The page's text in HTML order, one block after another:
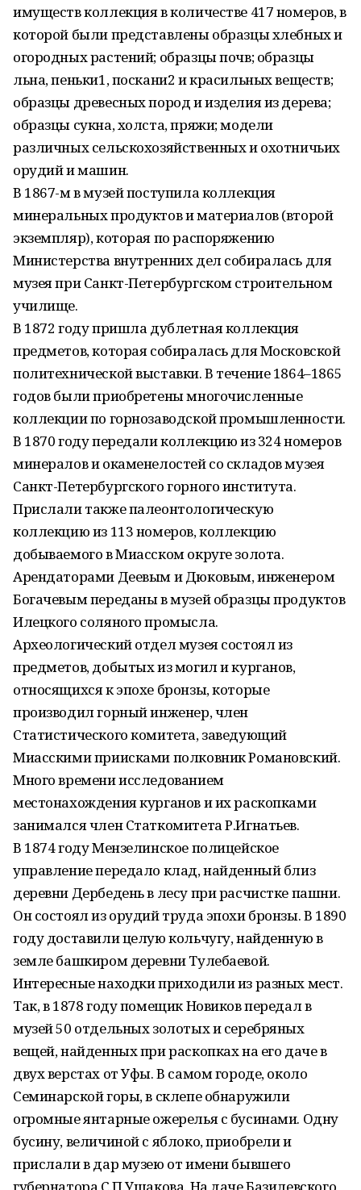
имуществ коллекция в количестве 417 номеров, в
которой были представлены образцы хлебных и
огородных растений; образцы почв; образцы
льна, пеньки1, поскани2 и красильных веществ;
образцы древесных пород и изделия из дерева;
образцы сукна, холста, пряжи; модели
различных сельскохозяйственных и охотничьих
орудий и машин.
В 1867-м в музей поступила коллекция
минеральных продуктов и материалов (второй
экземпляр), которая по распоряжению
Министерства внутренних дел собиралась для
музея при Санкт-Петербургском строительном
училище.
В 1872 году пришла дублетная коллекция
предметов, которая собиралась для Московской
политехнической выставки. В течение 1864–1865
годов были приобретены многочисленные
коллекции по горнозаводской промышленности.
В 1870 году передали коллекцию из 324 номеров
минералов и окаменелостей со складов музея
Санкт-Петербургского горного института.
Прислали также палеонтологическую
коллекцию из 113 номеров, коллекцию
добываемого в Миасском округе золота.
Арендаторами Деевым и Дюковым, инженером
Богачевым переданы в музей образцы продуктов
Илецкого соляного промысла.
Археологический отдел музея состоял из
предметов, добытых из могил и курганов,
относящихся к эпохе бронзы, которые
производил горный инженер, член
Статистического комитета, заведующий
Миасскими приисками полковник Романовский.
Много времени исследованием
местонахождения курганов и их раскопками
занимался член Статкомитета Р.Игнатьев.
В 1874 году Мензелинское полицейское
управление передало клад, найденный близ
деревни Дербедень в лесу при расчистке пашни.
Он состоял из орудий труда эпохи бронзы. В 1890
году доставили целую кольчугу, найденную в
земле башкиром деревни Тулебаевой.
Интересные находки приходили из разных мест.
Так, в 1878 году помещик Новиков передал в
музей 50 отдельных золотых и серебряных
вещей, найденных при раскопках на его даче в
двух верстах от Уфы. В самом городе, около
Семинарской горы, в склепе обнаружили
огромные янтарные ожерелья с бусинами. Одну
бусину, величиной с яблоко, приобрели и
прислали в дар музею от имени бывшего